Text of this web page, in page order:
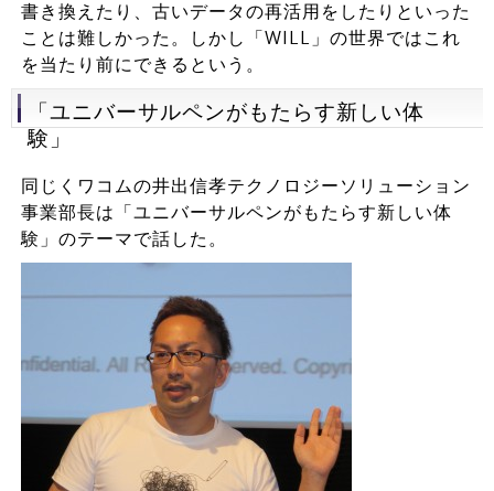
書き換えたり、古いデータの再活用をしたりといった
ことは難しかった。しかし「WILL」の世界ではこれ
を当たり前にできるという。
「ユニバーサルペンがもたらす新しい体
験」
同じくワコムの井出信孝テクノロジーソリューション
事業部長は「ユニバーサルペンがもたらす新しい体
験」のテーマで話した。